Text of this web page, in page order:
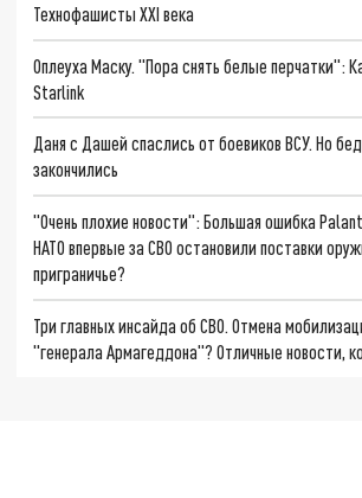
Технофашисты XXI века
Оплеуха Маску. "Пора снять белые перчатки":
Starlink
Даня с Дашей спаслись от боевиков ВСУ. Но
закончились
"Очень плохие новости": Большая ошибка
НАТО впервые за СВО остановили поставки
приграничье?
Три главных инсайда об СВО. Отмена
"генерала Армагеддона"? Отличные новости,